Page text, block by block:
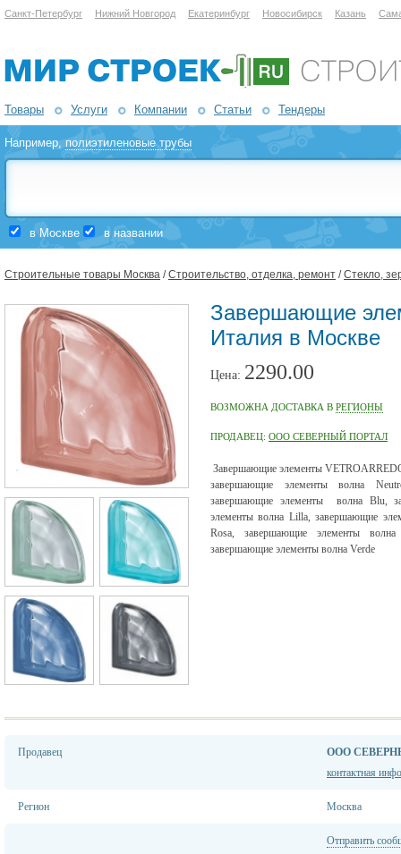
Санкт-Петербург Нижний Новгород Екатеринбург Новосибирск Казань
Товары Услуги Компании Статьи Тендеры
Например,полиэтиленовые трубы
в Москве в названии
Строительные товары Москва /Строительство, отделка, ремонт /Стекло,
Завершающие
Италия в Москве
Цена: 2290.00
ВОЗМОЖНА ДОСТАВКА В РЕГИОНЫ
ПРОДАВЕЦ: ООО СЕВЕРНЫЙ ПОРТАЛ
Завершающие элементы
завершающие элементы волна
завершающие элементы волна Blu,
элементы волна Lilla, завершающие
Rosa, завершающие элементы
завершающие элементы волна Verde
Продавец
ООО
контактная
Регион Москва
Отправить